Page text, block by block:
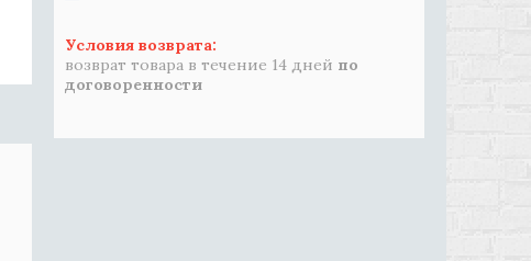
возврат товара в течение 14 дней по
договоренности